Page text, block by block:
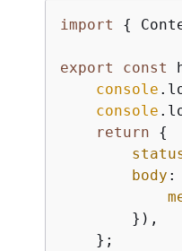
import {
export const
console
console
return
{
body :
        }),
    };